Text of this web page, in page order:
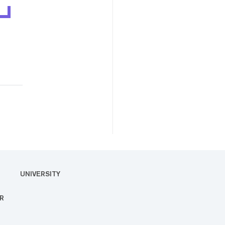
UNIVERSITY